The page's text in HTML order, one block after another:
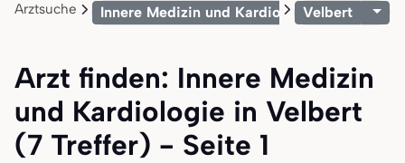
Arztsuche Innere Medizin und KardiologieVelbert
Arzt finden: Innere Medizin
und Kardiologie in Velbert
(7 Treffer) - Seite 1